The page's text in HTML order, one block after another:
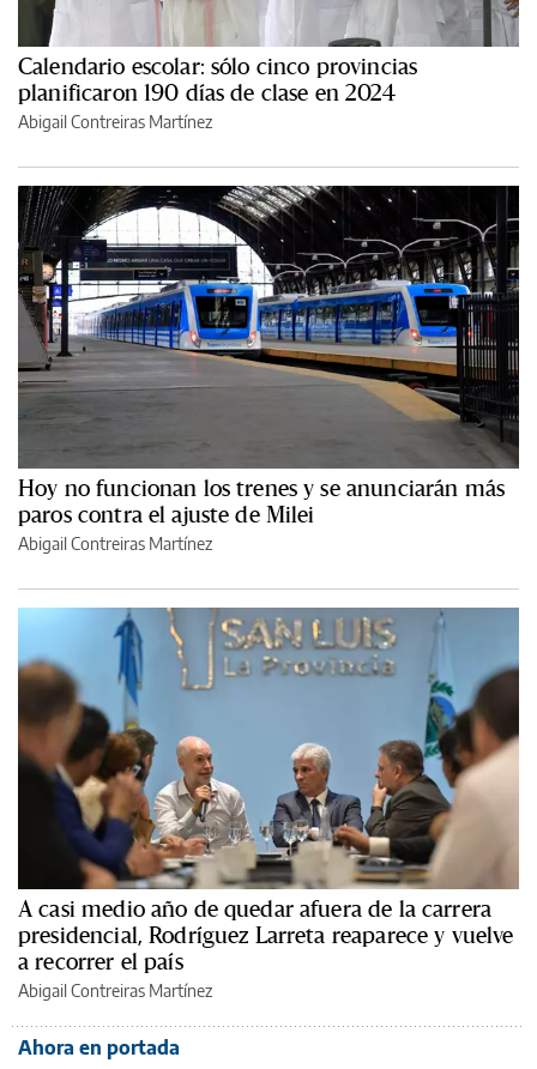
Calendario escolar: sólo cinco provincias
planificaron 190 días de clase en 2024
Abigail Contreiras Martínez
Hoy no funcionan los trenes y se anunciarán más
paros contra el ajuste de Milei
Abigail Contreiras Martínez
A casi medio año de quedar afuera de la carrera
presidencial, Rodríguez Larreta reaparece y vuelve
a recorrer el país
Abigail Contreiras Martínez
Ahora en portada